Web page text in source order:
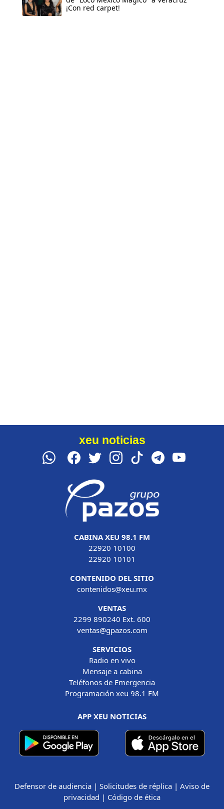
¡Con red carpet!
xeu noticias
CABINA XEU 98.1 FM
22920 10100
22920 10101
CONTENIDO DEL SITIO
contenidos@xeu.mx
VENTAS
2299 890240 Ext. 600
ventas@gpazos.com
SERVICIOS
Radio en vivo
Mensaje a cabina
Teléfonos de Emergencia
Programación xeu 98.1 FM
APP XEU NOTICIAS
Defensor de audiencia | Solicitudes de réplica | Aviso de
privacidad | Código de ética